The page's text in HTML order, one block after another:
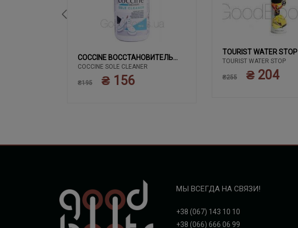
COCCINE ВОССТАНОВИТЕЛЬ
БЕЛОГО
COCCINE SOLE CLEANER
₴195 ₴ 156
TOURIST WATER STOP
TOURIST WATER STOP
₴255 ₴ 204
МЫ ВСЕГДА НА СВЯЗИ!
+38 (067) 143 10 10
+38 (066) 666 06 99